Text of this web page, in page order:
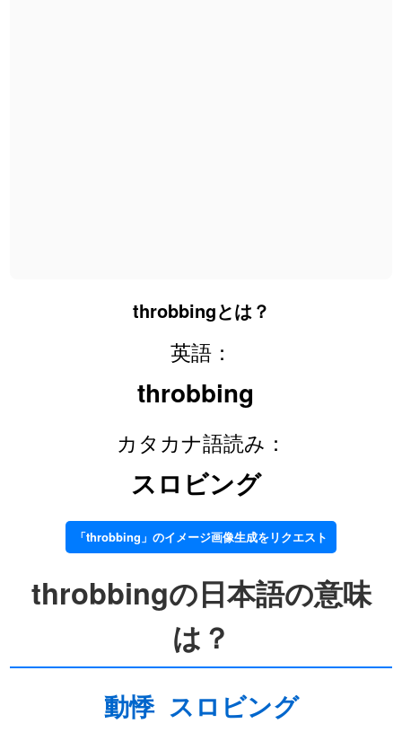
throbbingとは？
英語：
throbbing
カタカナ語読み：
スロビング
「throbbing」のイメージ画像生成をリクエスト
throbbingの日本語の意味
は？
動悸 スロビング